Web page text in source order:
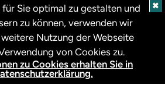
Sie optimal zu gestalten und
zu können, verwenden wir
Nutzung der Webseite
von Cookies zu.
zu Cookies erhalten Sie in
✖